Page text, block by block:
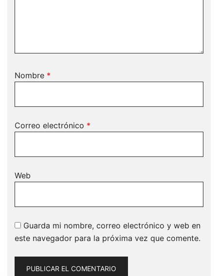
Nombre *
Correo electrónico *
Web
Guarda mi nombre, correo electrónico y web en
este navegador para la próxima vez que comente.